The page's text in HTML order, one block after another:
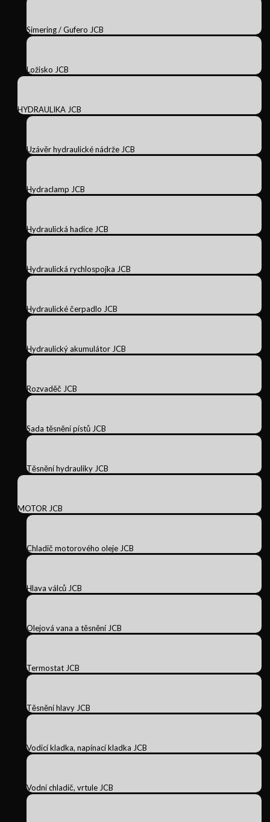
Simering / Gufero JCB
Ložisko JCB
HYDRAULIKA JCB
Uzávěr hydraulické nádrže JCB
Hydraclamp JCB
Hydraulická hadice JCB
Hydraulická rychlospojka JCB
Hydraulické čerpadlo JCB
Hydraulický akumulátor JCB
Rozvaděč JCB
Sada těsnění pístů JCB
Těsnění hydrauliky JCB
MOTOR JCB
Chladič motorového oleje JCB
Hlava válců JCB
Olejová vana a těsnění JCB
Termostat JCB
Těsnění hlavy JCB
Vodicí kladka, napínací kladka JCB
Vodní chladič, vrtule JCB